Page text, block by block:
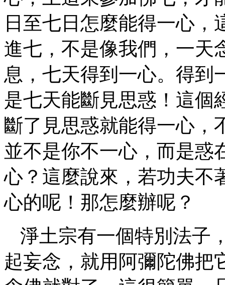
日至七日怎麼能得一心
進七，不是像我們，一天
息，七天得到一心。得到
是七天能斷見思惑！這個
斷了見思惑就能得一心，
並不是你不一心，而是惑
心？這麼說來，若功夫不
心的呢！那怎麼辦呢？
淨土宗有一個特別法子
起妄念，就用阿彌陀佛把